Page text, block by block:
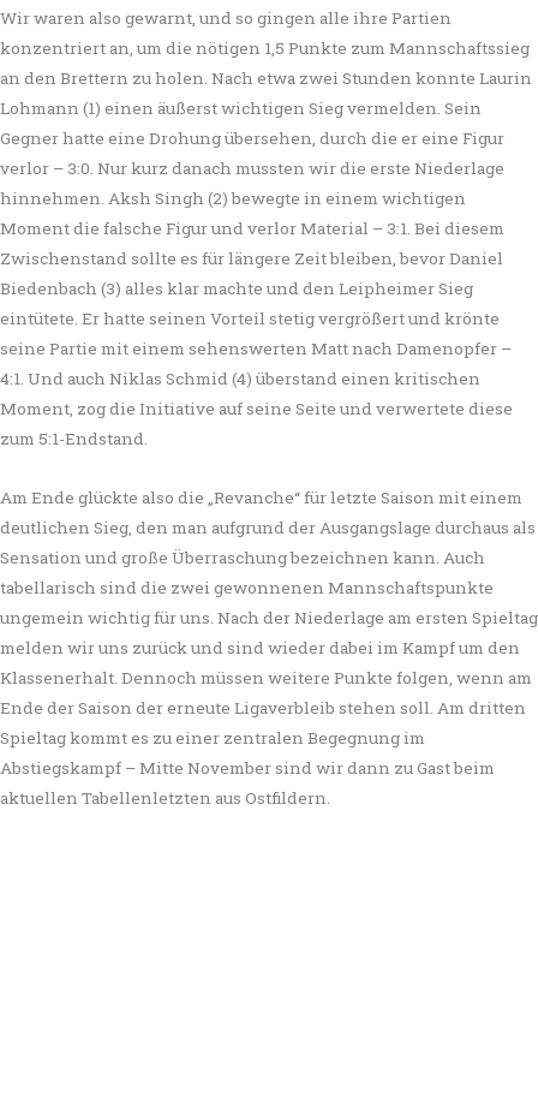
Wir waren also gewarnt, und so gingen alle ihre Partien
konzentriert an, um die nötigen 1,5 Punkte zum Mannschaftssieg
an den Brettern zu holen. Nach etwa zwei Stunden konnte Laurin
Lohmann (1) einen äußerst wichtigen Sieg vermelden. Sein
Gegner hatte eine Drohung übersehen, durch die er eine Figur
verlor – 3:0. Nur kurz danach mussten wir die erste Niederlage
hinnehmen. Aksh Singh (2) bewegte in einem wichtigen
Moment die falsche Figur und verlor Material – 3:1. Bei diesem
Zwischenstand sollte es für längere Zeit bleiben, bevor Daniel
Biedenbach (3) alles klar machte und den Leipheimer Sieg
eintütete. Er hatte seinen Vorteil stetig vergrößert und krönte
seine Partie mit einem sehenswerten Matt nach Damenopfer –
4:1. Und auch Niklas Schmid (4) überstand einen kritischen
Moment, zog die Initiative auf seine Seite und verwertete diese
zum 5:1-Endstand.
Am Ende glückte also die „Revanche“ für letzte Saison mit einem
deutlichen Sieg, den man aufgrund der Ausgangslage durchaus als
Sensation und große Überraschung bezeichnen kann. Auch
tabellarisch sind die zwei gewonnenen Mannschaftspunkte
ungemein wichtig für uns. Nach der Niederlage am ersten Spieltag
melden wir uns zurück und sind wieder dabei im Kampf um den
Klassenerhalt. Dennoch müssen weitere Punkte folgen, wenn am
Ende der Saison der erneute Ligaverbleib stehen soll. Am dritten
Spieltag kommt es zu einer zentralen Begegnung im
Abstiegskampf – Mitte November sind wir dann zu Gast beim
aktuellen Tabellenletzten aus Ostfildern.